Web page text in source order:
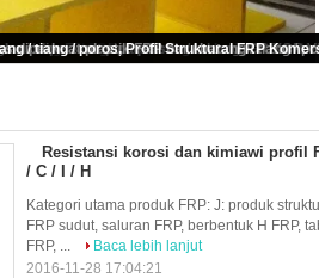
profil FRP profil instruktur tipe balok U /
Resistansi korosi dan kimiawi profil
/ C / I / H
Kategori utama produk FRP: J: produk
FRP sudut, saluran FRP, berbentuk H FRP,
FRP, ...
Baca lebih lanjut
2016-11-28 17:04:21